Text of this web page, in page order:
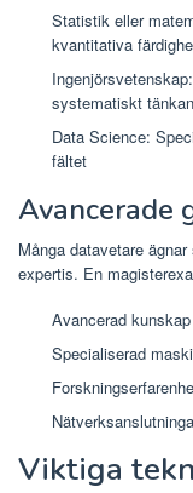
Statistik eller
kvantitativa
systematiskt
Data Science:
fältet
Avancerade
Många datavetare
expertis. En
Avancerad
Specialiserad
Viktiga